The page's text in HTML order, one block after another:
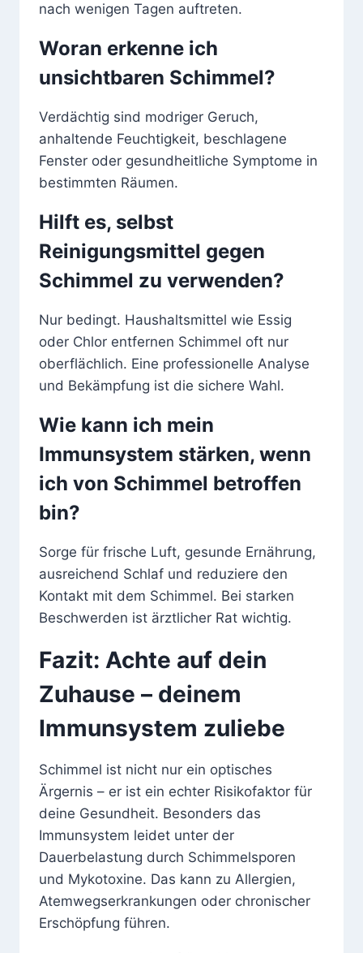
nach wenigen Tagen auftreten.
Woran erkenne ich
unsichtbaren Schimmel?
Verdächtig sind modriger Geruch,
anhaltende Feuchtigkeit, beschlagene
Fenster oder gesundheitliche Symptome in
bestimmten Räumen.
Hilft es, selbst
Reinigungsmittel gegen
Schimmel zu verwenden?
Nur bedingt. Haushaltsmittel wie Essig
oder Chlor entfernen Schimmel oft nur
oberflächlich. Eine professionelle Analyse
und Bekämpfung ist die sichere Wahl.
Wie kann ich mein
Immunsystem stärken, wenn
ich von Schimmel betroffen
bin?
Sorge für frische Luft, gesunde Ernährung,
ausreichend Schlaf und reduziere den
Kontakt mit dem Schimmel. Bei starken
Beschwerden ist ärztlicher Rat wichtig.
Fazit: Achte auf dein
Zuhause – deinem
Immunsystem zuliebe
Schimmel ist nicht nur ein optisches
Ärgernis – er ist ein echter Risikofaktor für
deine Gesundheit. Besonders das
Immunsystem leidet unter der
Dauerbelastung durch Schimmelsporen
und Mykotoxine. Das kann zu Allergien,
Atemwegserkrankungen oder chronischer
Erschöpfung führen.